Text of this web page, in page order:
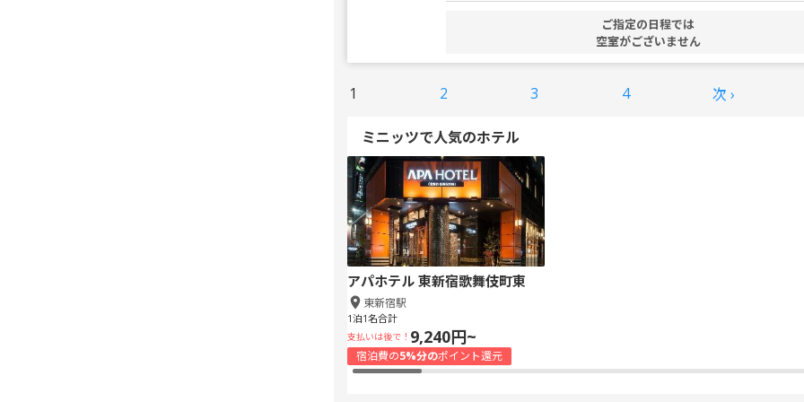
ご指定の日程では
空室がございません
1 2 3 4 次 ›
ミニッツで人気のホテル
アパホテル 東新宿歌舞伎町東
東新宿駅
1泊1名合計
支払いは後で！ 9,240円~
宿泊費の5%分のポイント還元